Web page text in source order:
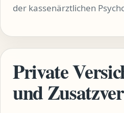
der kassenärztlichen
Private
und